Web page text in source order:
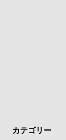
カテゴリー